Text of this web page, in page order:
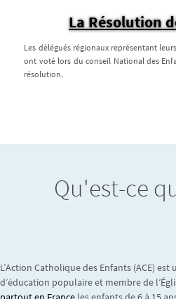
La Résolution
Les délégués régionaux représentant
ont voté lors du conseil National des
résolution.
Qu'est-ce
L’Action Catholique des Enfants (ACE)
d’éducation populaire et membre de